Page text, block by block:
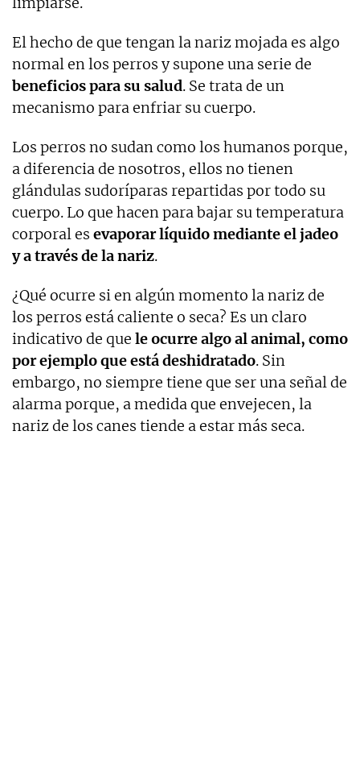
El hecho de que tengan la nariz mojada es algo
normal en los perros y supone una serie de
beneficios para su salud. Se trata de un
mecanismo para enfriar su cuerpo.
Los perros no sudan como los humanos porque,
a diferencia de nosotros, ellos no tienen
glándulas sudoríparas repartidas por todo su
cuerpo. Lo que hacen para bajar su temperatura
corporal es evaporar líquido mediante el jadeo
y a través de la nariz.
¿Qué ocurre si en algún momento la nariz de
los perros está caliente o seca? Es un claro
indicativo de que le ocurre algo al animal, como
por ejemplo que está deshidratado. Sin
embargo, no siempre tiene que ser una señal de
alarma porque, a medida que envejecen, la
nariz de los canes tiende a estar más seca.